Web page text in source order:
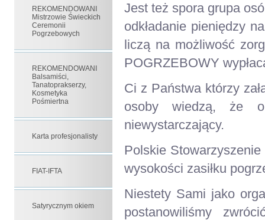
REKOMENDOWANI
Mistrzowie Świeckich
Ceremonii
Pogrzebowych
REKOMENDOWANI
Balsamiści,
Tanatoprakserzy,
Kosmetyka
Pośmiertna
Karta profesjonalisty
FIAT-IFTA
Satyrycznym okiem
Jest też spora grupa
odkładanie pieniędzy
liczą na możliwość
POGRZEBOWY
Ci z Państwa którzy
osoby wiedzą, że
niewystarczający.
Polskie
wysokości zasiłku
Niestety Sami jako
postanowiliśmy